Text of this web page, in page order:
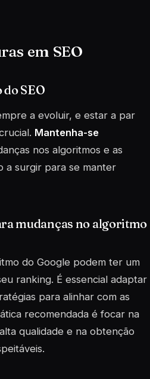
em SEO
SEO
a evoluir, e estar a par
Mantenha-se
nos algoritmos e as
a surgir para se manter
mudanças no algoritmo
do Google podem ter um
ranking. É essencial adaptar
para alinhar com as
recomendada é focar na
qualidade e na obtenção